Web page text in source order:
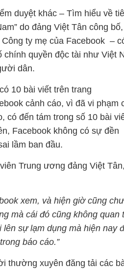
duyệt khác – Tìm hiểu về
do đảng Việt Tân công
ty mẹ của Facebook –
quyền độc tài như Việt
dân.
10 bài viết trên trang
cảnh cáo, vì đã vi phạm
có đến tám trong số 10 bài
Facebook không có sự đền
lầm ban đầu.
Trung ương đảng Việt
xem, và hiện giờ cũng
mà cái đó cũng không quan
sự lạm dụng mà hiện nay
báo cáo.”
thường xuyên đăng tải các